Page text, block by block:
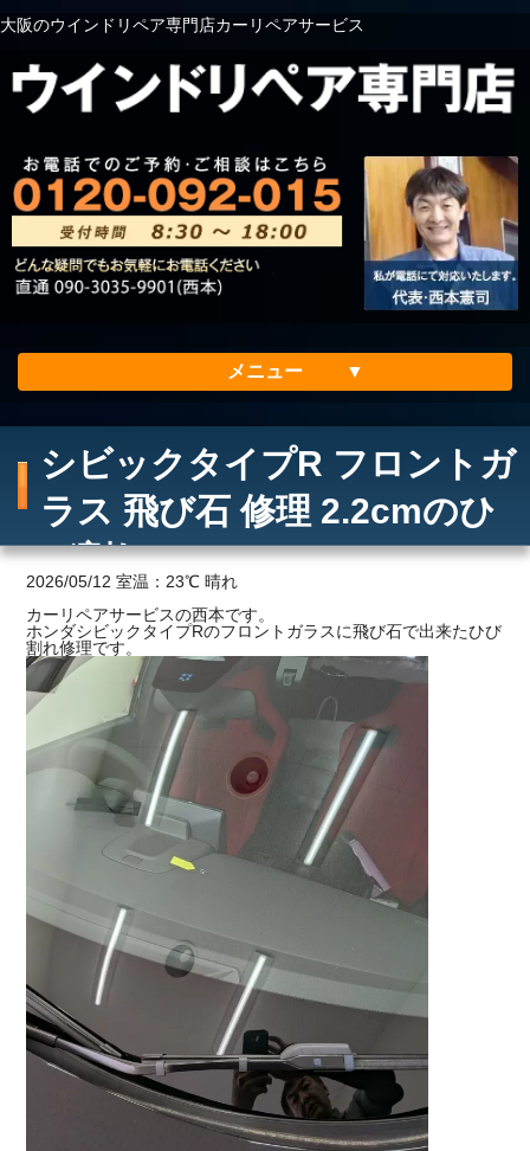
大阪のウインドリペア専門店カーリペアサービス
メニュー
会社案内
メリット
ご利用の流れ
価格
シビックタイプR フロントガ
ラス 飛び石 修理 2.2cmのひ
び割れ
2026/05/12 室温：23℃ 晴れ
カーリペアサービスの西本です。
ホンダシビックタイプRのフロントガラスに飛び石で出来たひび
割れ修理です。